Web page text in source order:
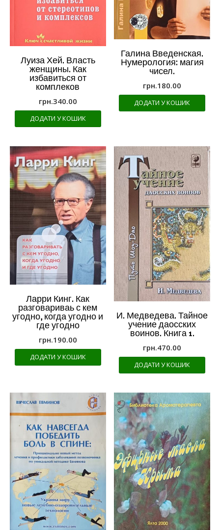
Луиза Хей. Власть
женщины. Как
избавиться от
комплеков
грн.340.00
ДОДАТИ У КОШИК
Галина Введенская.
Нумерология: магия
чисел.
грн.180.00
ДОДАТИ У КОШИК
Ларри Кинг. Как
разговариваь с кем
угодно, когда угодно и
где угодно
грн.190.00
ДОДАТИ У КОШИК
И. Медведева. Тайное
учение даосских
воинов. Книга 1.
грн.470.00
ДОДАТИ У КОШИК